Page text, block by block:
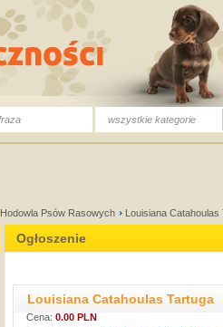
wszystkie kategorie
Hodowla Psów Rasowych Louisiana Catahoulas
Ogłoszenie
Louisiana Catahoulas Tartuga
Cena: 0.00 PLN